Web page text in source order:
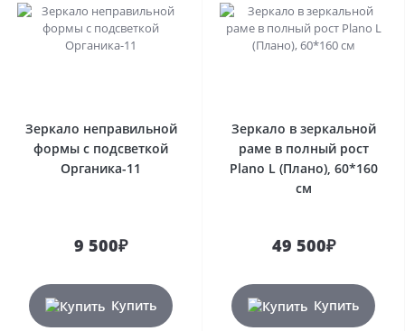
Зеркало неправильной
формы с подсветкой
Органика-11
9 500₽
Купить
Зеркало в зеркальной
раме в полный рост
Plano L (Плано), 60*160
см
49 500₽
Купить